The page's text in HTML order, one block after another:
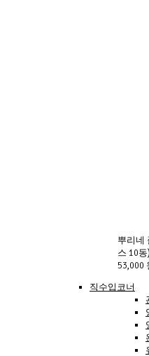
뿌리네
스 10동)
53,000
직수입코너